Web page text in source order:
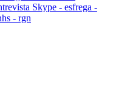
Skype - esfrega -
- rgn